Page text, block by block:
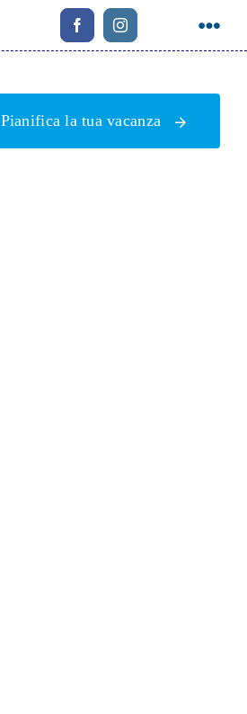
Pianifica la tua vacanza